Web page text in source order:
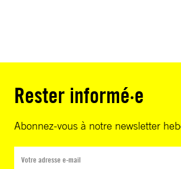
Rester informé·e
Abonnez-vous à notre newsletter